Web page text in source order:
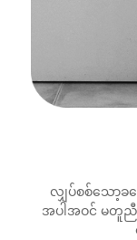
လျှပ်စစ်သော့ခ
အပါအဝင် မတူညီသ